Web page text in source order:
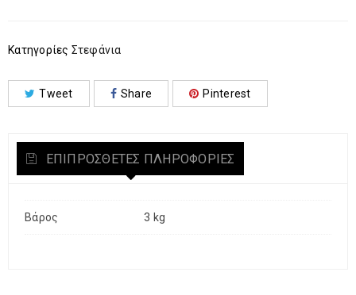
Κατηγορίες Στεφάνια
Tweet Share Pinterest
ΕΠΙΠΡΌΣΘΕΤΕΣ ΠΛΗΡΟΦΟΡΊΕΣ
Βάρος 3 kg